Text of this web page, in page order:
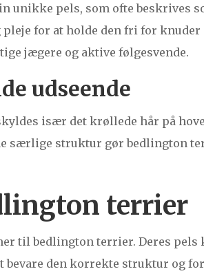
unikke pels, som ofte beskrives
for at holde den fri for knuder
jægere og aktive følgesvende.
udseende
især det krøllede hår på
særlige struktur gør bedlington
terrier
til bedlington terrier. Deres
den korrekte struktur og